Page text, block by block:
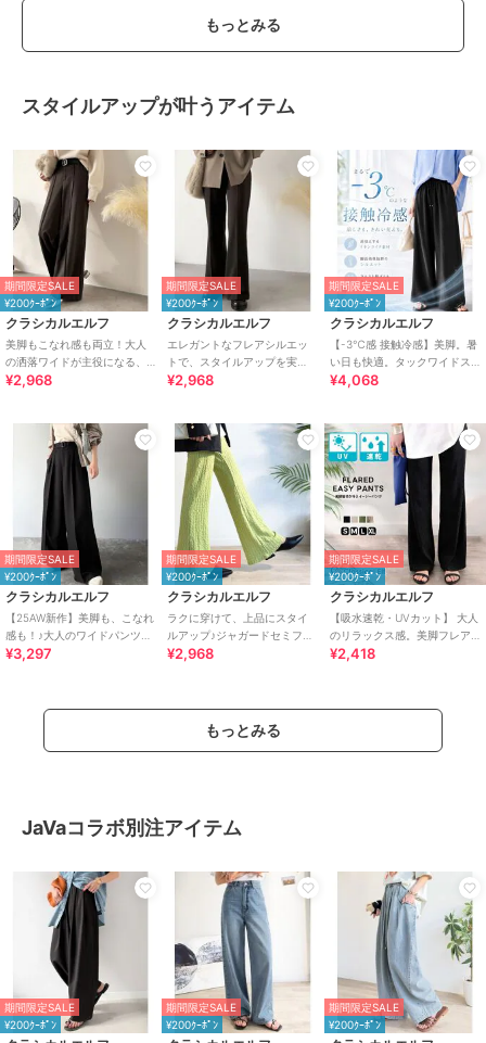
もっとみる
スタイルアップが叶うアイテム
期間限定SALE
¥200ｸｰﾎﾟﾝ
クラシカルエルフ
美脚もこなれ感も両立！大人
の洒落ワイドが主役になる、
ブラッシュドジャージハイウ
¥2,968
期間限定SALE
¥200ｸｰﾎﾟﾝ
クラシカルエルフ
エレガントなフレアシルエッ
トで、スタイルアップを実
現！ブラッシュドジャージー
¥2,968
期間限定SALE
¥200ｸｰﾎﾟﾝ
クラシカルエルフ
【-3℃感 接触冷感】美脚。暑
い日も快適。タックワイドス
トレートイージーパンツ
¥4,068
期間限定SALE
¥200ｸｰﾎﾟﾝ
クラシカルエルフ
【25AW新作】美脚も、こなれ
感も！♪大人のワイドパンツ。
ベルテッドワイドイージース
¥3,297
期間限定SALE
¥200ｸｰﾎﾟﾝ
クラシカルエルフ
ラクに穿けて、上品にスタイ
ルアップ♪ジャガードセミフレ
アパンツ
¥2,968
期間限定SALE
¥200ｸｰﾎﾟﾝ
クラシカルエルフ
【吸水速乾・UVカット】 大人
のリラックス感。美脚フレア
パンツ
¥2,418
もっとみる
JaVaコラボ別注アイテム
期間限定SALE
¥200ｸｰﾎﾟﾝ
期間限定SALE
¥200ｸｰﾎﾟﾝ
期間限定SALE
¥200ｸｰﾎﾟﾝ